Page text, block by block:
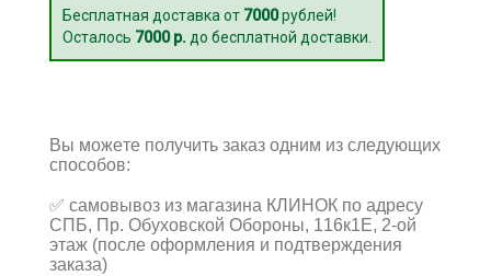
Бесплатная доставка от 7000рублей!
Осталось 7000 р. до бесплатной доставки.
Вы можете получить заказ одним из следующих
способов:
✅ самовывоз из магазина КЛИНОК по адресу
СПБ, Пр. Обуховской Обороны, 116к1Е, 2-ой
этаж (после оформления и подтверждения
заказа)